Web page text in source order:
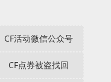
CF活动微信公众号
CF点券被盗找回